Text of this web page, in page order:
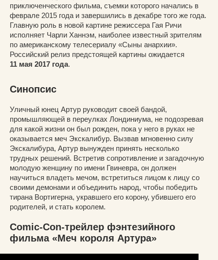
приключенческого фильма, съемки которого начались в
феврале 2015 года и завершились в декабре того же года.
Главную роль в новой картине режиссера Гая Ричи
исполняет Чарли Ханнэм, наиболее известный зрителям
по американскому телесериалу «Сыны анархии».
Российский релиз предстоящей картины ожидается
11 мая 2017 года.
Синопсис
Уличный юнец Артур руководит своей бандой,
промышляющей в переулках Лондиниума, не подозревая
для какой жизни он был рожден, пока у него в руках не
оказывается меч Экскалибур. Вызвав мгновенно силу
Экскалибура, Артур вынужден принять несколько
трудных решений. Встретив сопротивление и загадочную
молодую женщину по имени Гвиневра, он должен
научиться владеть мечом, встретиться лицом к лицу со
своими демонами и объединить народ, чтобы победить
тирана Вортигерна, укравшего его корону, убившего его
родителей, и стать королем.
Comic-Con-трейлер фэнтезийного
фильма «Меч короля Артура»